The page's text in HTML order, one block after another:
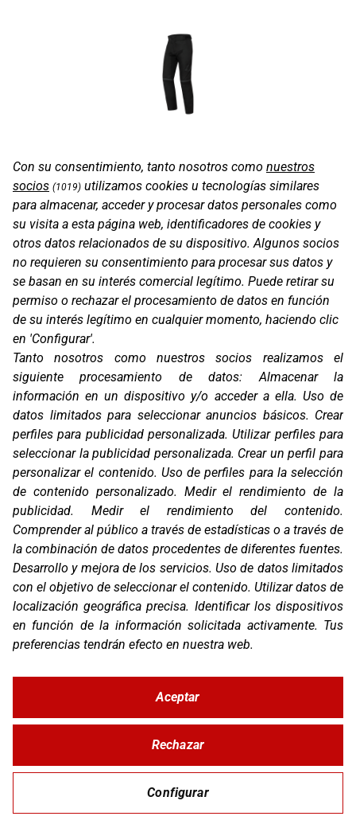
C/ Coneixement 5, 08850
Gavà (Barcelona)
Contacto
T. (+34) 93 638 38 60
Email:
corver@corver.es
Marcas
Productos
Compañía
Blog
Contacto
FAQ
Canal Ético
Zona Clientes
Síguenos
© Copyright 2026 Corver.es
DevelopedbyMOTTO
Con su consentimiento, tanto nosotros como nuestros
socios (1019) utilizamos cookies u tecnologías similares
para almacenar, acceder y procesar datos personales como
su visita a esta página web, identificadores de cookies y
otros datos relacionados de su dispositivo. Algunos socios
no requieren su consentimiento para procesar sus datos y
se basan en su interés comercial legítimo. Puede retirar su
permiso o rechazar el procesamiento de datos en función
de su interés legítimo en cualquier momento, haciendo clic
en 'Configurar'.
Tanto nosotros como nuestros socios realizamos el
siguiente procesamiento de datos:Almacenar la
información en un dispositivo y/o acceder a ella. Uso de
datos limitados para seleccionar anuncios básicos. Crear
perfiles para publicidad personalizada.Utilizar perfiles para
seleccionar la publicidad personalizada. Crear un perfil para
personalizar el contenido. Uso de perfiles para la selección
de contenido personalizado. Medir el rendimiento de la
publicidad. Medir el rendimiento del contenido.
Comprender al público a través de estadísticas o a través de
la combinación de datos procedentes de diferentes fuentes.
Desarrollo y mejora de los servicios.Uso de datos limitados
con el objetivo de seleccionar el contenido. Utilizar datos de
localización geográfica precisa. Identificar los dispositivos
en función de la información solicitada activamente. Tus
preferencias tendrán efecto en nuestra web.
Configurar
Rechazar
Aceptar